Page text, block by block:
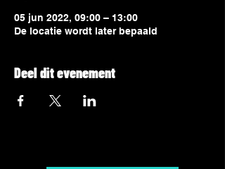
05 jun 2022, 09:00 – 13:00
De locatie wordt later bepaald
Deel dit evenement